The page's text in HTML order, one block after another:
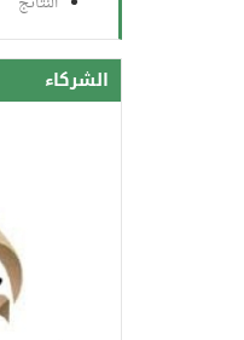
الشركاء